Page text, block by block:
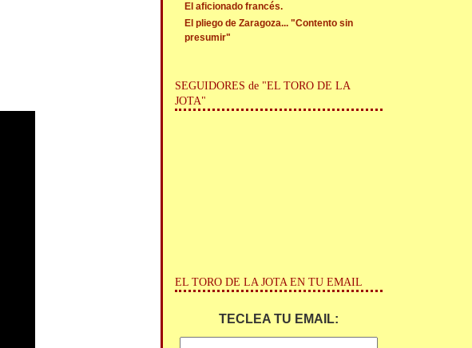
El aficionado francés.
El pliego de Zaragoza... "Contento sin
presumir"
SEGUIDORES de "EL TORO DE LA
JOTA"
EL TORO DE LA JOTA EN TU EMAIL
TECLEA TU EMAIL: